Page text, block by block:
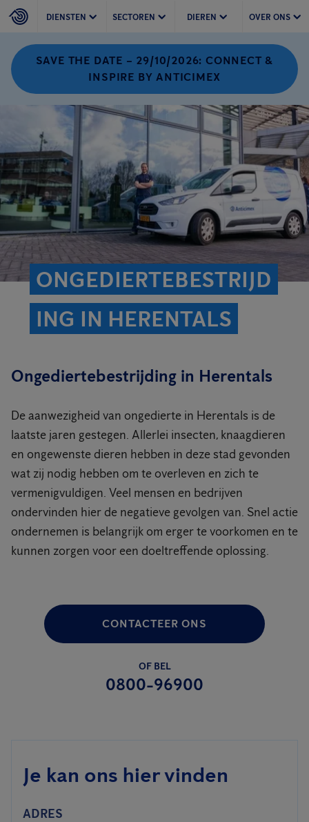
DIENSTEN SECTOREN DIEREN OVER ONS
SAVE THE DATE – 29/10/2026: CONNECT &
INSPIRE BY ANTICIMEX
ONGEDIERTEBESTRIJD
ING IN HERENTALS
Ongediertebestrijding in Herentals
De aanwezigheid van ongedierte in Herentals is de
laatste jaren gestegen. Allerlei insecten, knaagdieren
en ongewenste dieren hebben in deze stad gevonden
wat zij nodig hebben om te overleven en zich te
vermenigvuldigen. Veel mensen en bedrijven
ondervinden hier de negatieve gevolgen van. Snel actie
ondernemen is belangrijk om erger te voorkomen en te
kunnen zorgen voor een doeltreffende oplossing.
CONTACTEER ONS
OF BEL
0800-96900
Je kan ons hier vinden
ADRES